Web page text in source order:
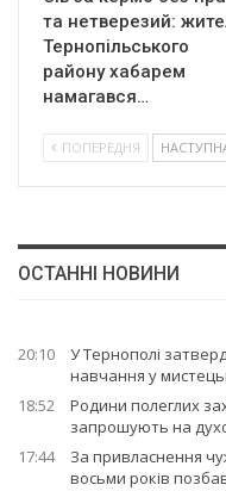
та нетверезий:
Тернопільського
району хабарем
намагався…
ПОПЕРЕДНЯ
ОСТАННІ НОВИНИ
20:10
У Тернополі
навчання у
18:52
Родини полеглих
запрошують на
17:44
За привласнення
восьми років